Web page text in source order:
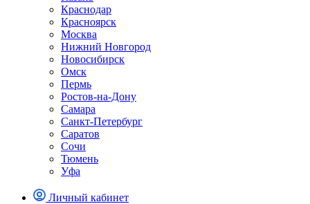
Краснодар
Красноярск
Москва
Нижний Новгород
Новосибирск
Омск
Пермь
Ростов-на-Дону
Самара
Санкт-Петербург
Саратов
Сочи
Тюмень
Уфа
Личный кабинет